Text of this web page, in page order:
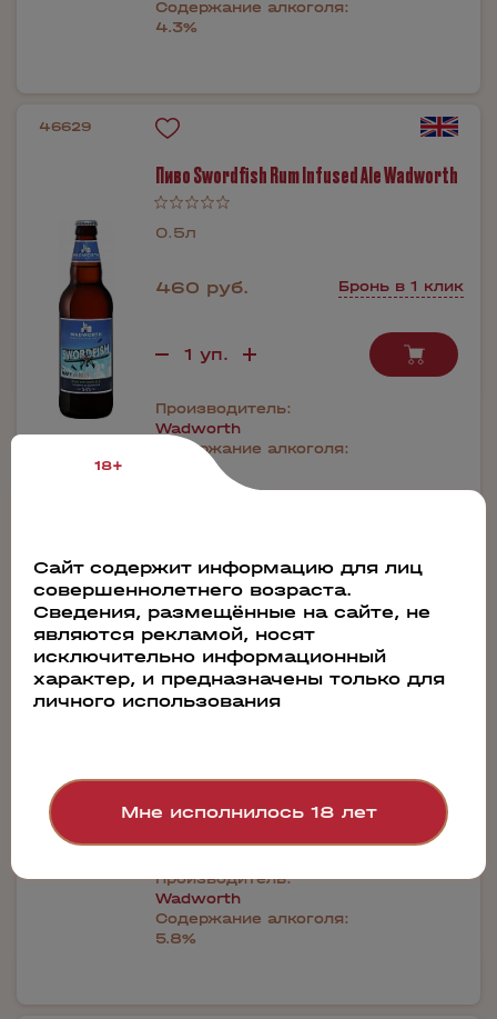
Содержание алкоголя:
4.3%
46629
Пиво Swordfish Rum Infused Ale Wadworth
0.5л
460 руб. Бронь в 1 клик
Производитель:
Wadworth
Содержание алкоголя:
65996
Пиво Old Timer Classic Strong Ale
Wadworth
0.5л
Производитель:
Wadworth
Содержание алкоголя:
5.8%
18+
Сайт содержит информацию для лиц
совершеннолетнего возраста.
Сведения, размещённые на сайте, не
являются рекламой, носят
исключительно информационный
характер, и предназначены только для
личного использования
Мне исполнилось 18 лет